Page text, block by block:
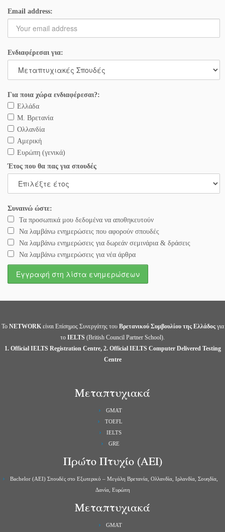
Email address:
Ενδιαφέρεσαι για:
Για ποια χώρα ενδιαφέρεσαι?:
Ελλάδα
Μ. Βρετανία
Ολλανδία
Αμερική
Ευρώπη (γενικά)
Έτος που θα πας για σπουδές
Συναινώ ώστε:
Τα προσωπικά μου δεδομένα να αποθηκευτούν
Να λαμβάνω ενημερώσεις που αφορούν σπουδές
Να λαμβάνω ενημερώσεις για δωρεάν σεμινάρια & δράσεις
Να λαμβάνω ενημερώσεις για νέα άρθρα
Το NETWORKείναι Επίσημος Συνεργάτης του Βρετανικού Συμβουλίου της Ελλάδοςγια
το IELTS (British Council Partner School).
1. Official IELTS Registration Centre, 2. Official IELTS Computer Delivered Testing
Centre
Μεταπτυχιακά
GMAT
TOEFL
IELTS
GRE
Πρώτο Πτυχίο (ΑΕΙ)
Bachelor (ΑΕΙ) Σπουδές στο Εξωτερικό – Μεγάλη Βρετανία, Ολλανδία, Ιρλανδία, Σουηδία,
Δανία, Ευρώπη
Μεταπτυχιακά
GMAT